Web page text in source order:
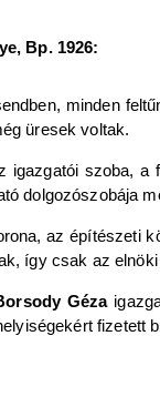
Bp. 1926:
minden
üresek voltak.
igazgatói szoba,
dolgozószobája
az építészeti
így csak az
Géza
fizetett